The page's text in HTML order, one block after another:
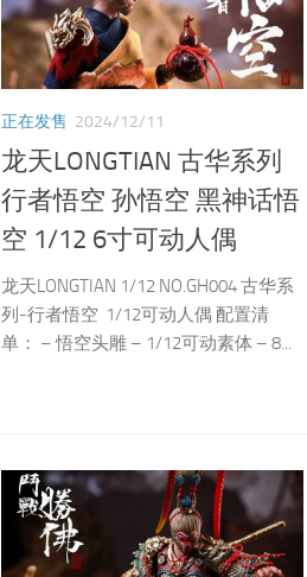
正在发售 2024/12/11
龙天LONGTIAN 古华系列
行者悟空 孙悟空 黑神话悟
空 1/12 6寸可动人偶
龙天LONGTIAN 1/12 NO.GH004 古华系
列-行者悟空 1/12可动人偶 配置清
单： – 悟空头雕 – 1/12可动素体 – 8...